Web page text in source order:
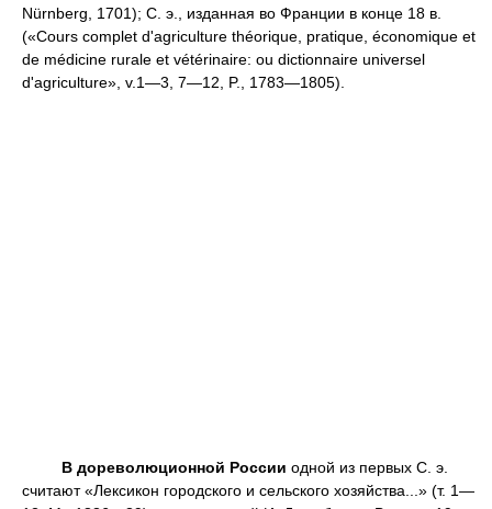
Nürnberg, 1701); С. э., изданная во Франции в конце 18 в.
(«Cours complet d'agriculture théorique, pratique, économique et
de médicine rurale et vétérinaire: ou dictionnaire universel
d'agriculture», v.1—3, 7—12, P., 1783—1805).
В дореволюционной России одной из первых С. э.
считают «Лексикон городского и сельского хозяйства...» (т. 1—